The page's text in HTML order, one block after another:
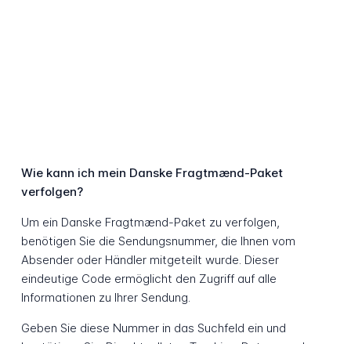
Wie kann ich mein Danske Fragtmænd-Paket
verfolgen?
Um ein Danske Fragtmænd-Paket zu verfolgen,
benötigen Sie die Sendungsnummer, die Ihnen vom
Absender oder Händler mitgeteilt wurde. Dieser
eindeutige Code ermöglicht den Zugriff auf alle
Informationen zu Ihrer Sendung.
Geben Sie diese Nummer in das Suchfeld ein und